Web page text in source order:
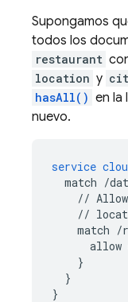
Supongamos
todos los
restaurant
location y
hasAll() en la
nuevo.
service
match /
// Allow
//
match /
allow
}
}
}